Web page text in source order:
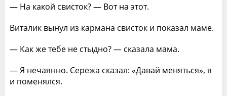
— На какой свисток? — Вот на этот.
Виталик вынул из кармана свисток и показал маме.
— Как же тебе не стыдно? — сказала мама.
— Я нечаянно. Сережа сказал: «Давай меняться», я
и поменялся.